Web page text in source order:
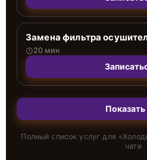
Замена фильтра
20 мин
Показать
Полный список услуг для «
чате